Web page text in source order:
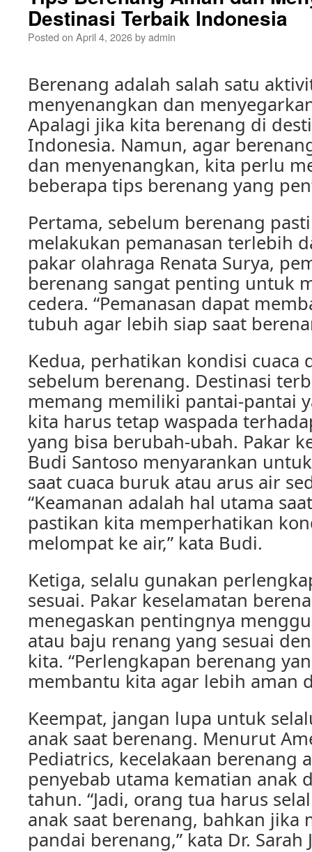
Destinasi Terbaik Indonesia
Posted on April 4, 2026byadmin
Berenang adalah salah satu
menyenangkan dan
Apalagi jika kita berenang di
Indonesia. Namun, agar
dan menyenangkan, kita perlu
beberapa tips berenang yang
Pertama, sebelum berenang
melakukan pemanasan terlebih
pakar olahraga Renata Surya,
berenang sangat penting untuk
cedera. “Pemanasan dapat
tubuh agar lebih siap saat
Kedua, perhatikan kondisi cuaca
sebelum berenang. Destinasi
memang memiliki pantai-pantai
kita harus tetap waspada
yang bisa berubah-ubah. Pakar
Budi Santoso menyarankan
saat cuaca buruk atau arus air
“Keamanan adalah hal utama
pastikan kita memperhatikan
melompat ke air,” kata Budi.
Ketiga, selalu gunakan
sesuai. Pakar keselamatan
menegaskan pentingnya
atau baju renang yang sesuai
kita. “Perlengkapan berenang
membantu kita agar lebih aman
Keempat, jangan lupa untuk
anak saat berenang. Menurut
Pediatrics, kecelakaan berenang
penyebab utama kematian anak
tahun. “Jadi, orang tua harus
anak saat berenang, bahkan jika
pandai berenang,” kata Dr. Sarah